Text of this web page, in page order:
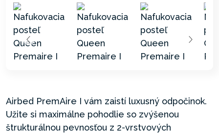
Airbed PremAire I vám zaistí luxusný odpočinok.
Užite si maximálne pohodlie so zvýšenou
štrukturálnou pevnosťou z 2-vrstvových